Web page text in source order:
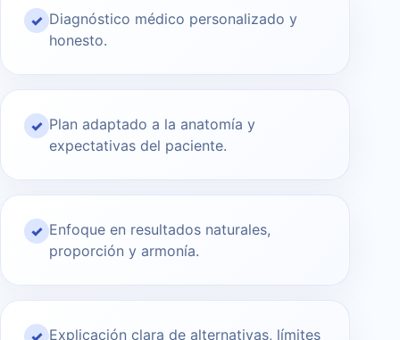
✓ Diagnóstico médico personalizado y
honesto.
✓ Plan adaptado a la anatomía y
expectativas del paciente.
✓ Enfoque en resultados naturales,
proporción y armonía.
Explicación clara de alternativas, límites